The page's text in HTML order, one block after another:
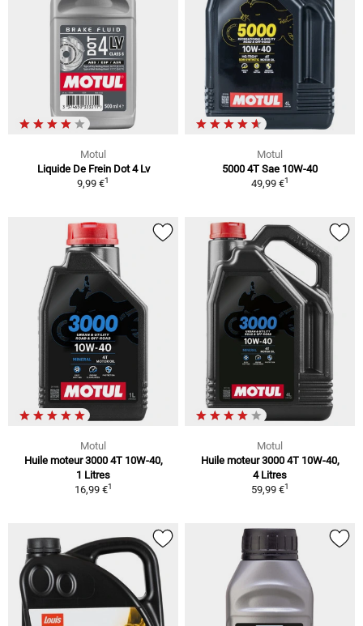
Motul
Liquide De Frein Dot 4 Lv
9,99 €1
Motul
5000 4T Sae 10W-40
49,99 €1
Motul
Huile moteur 3000 4T 10W-40,
1 Litres
16,99 €1
Motul
Huile moteur 3000 4T 10W-40,
4 Litres
59,99 €1